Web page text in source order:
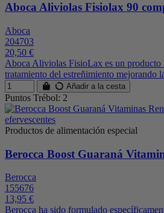
Aboca Aliviolas Fisiolax 90
Aboca
204703
20,50 €
Aboca Aliviolas FisioLax es un producto
tratamiento del estreñimiento mejorando
Añadir a la cesta
Puntos Trébol: 2
Productos de alimentación especial
Berocca Boost Guaraná
Berocca
155676
13,95 €
Berocca ha sido formulado